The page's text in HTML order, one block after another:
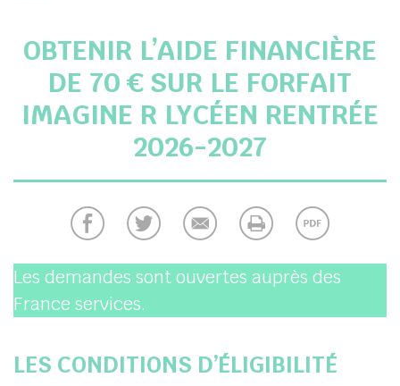
OBTENIR L’AIDE FINANCIÈRE
DE 70 € SUR LE FORFAIT
IMAGINE R LYCÉEN RENTRÉE
2026-2027
Les demandes sont ouvertes auprès des
France services.
LES CONDITIONS D’ÉLIGIBILITÉ